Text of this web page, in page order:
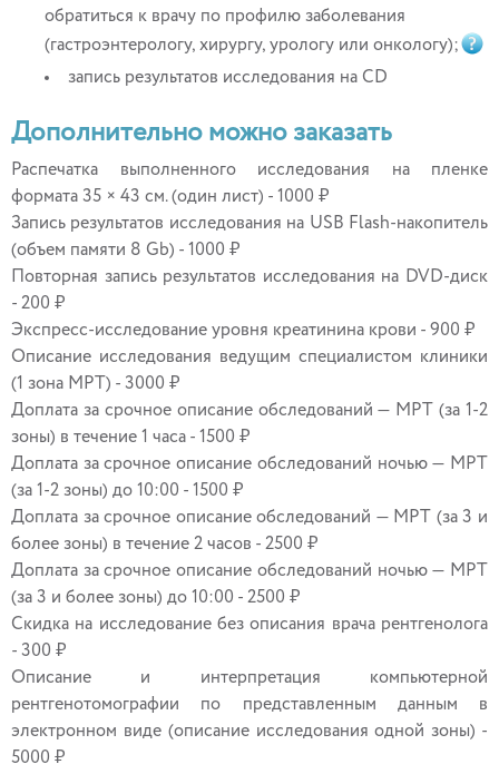
обратиться к врачу по профилю заболевания
(гастроэнтерологу, хирургу, урологу или онкологу);
запись результатов исследования на CD
Дополнительно можно заказать
Распечатка выполненного исследования на пленке
формата 35 × 43 см. (один лист) - 1000 ₽
Запись результатов исследования на USB Flash-накопитель
(объем памяти 8 Gb) - 1000 ₽
Повторная запись результатов исследования на DVD-диск
- 200 ₽
Экспресс-исследование уровня креатинина крови - 900 ₽
Описание исследования ведущим специалистом клиники
(1 зона МРТ) - 3000 ₽
Доплата за срочное описание обследований — МРТ (за 1-2
зоны) в течение 1 часа - 1500 ₽
Доплата за срочное описание обследований ночью — МРТ
(за 1-2 зоны) до 10:00 - 1500 ₽
Доплата за срочное описание обследований — МРТ (за 3 и
более зоны) в течение 2 часов - 2500 ₽
Доплата за срочное описание обследований ночью — МРТ
(за 3 и более зоны) до 10:00 - 2500 ₽
Скидка на исследование без описания врача рентгенолога
- 300 ₽
Описание и интерпретация компьютерной
рентгенотомографии по представленным данным в
электронном виде (описание исследования одной зоны) -
5000 ₽